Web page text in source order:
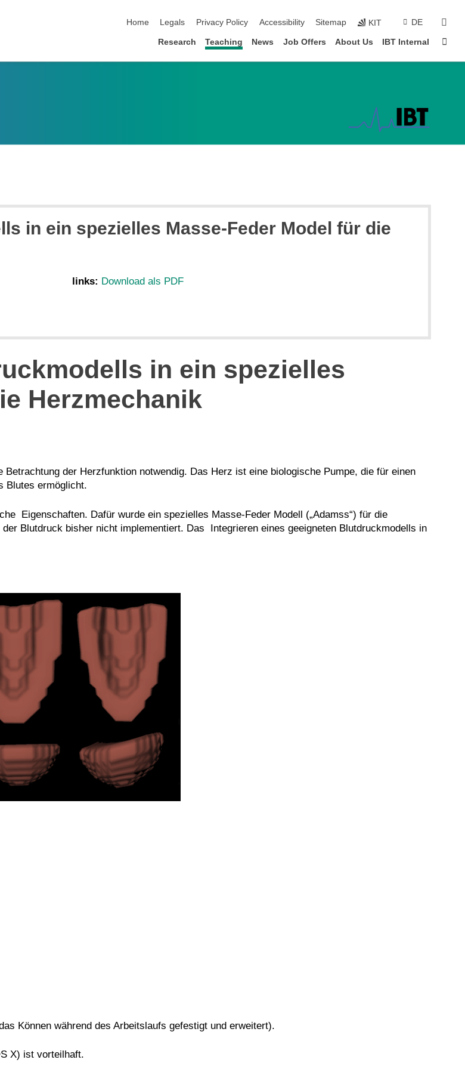
Home
Legals Privacy Policy Accessibility Sitemap KIT DE
Research Teaching News Job Offers About Us IBT Internal
in ein spezielles Masse-Feder Model für die
links: Download als PDF
in ein spezielles
Herzmechanik
der Herzfunktion notwendig. Das Herz ist eine biologische Pumpe, die für einen
Blutes ermöglicht.
Eigenschaften. Dafür wurde ein spezielles Masse-Feder Modell („Adamss“) für die
Blutdruck bisher nicht implementiert. Das Integrieren eines geeigneten Blutdruckmodells in
Können während des Arbeitslaufs gefestigt und erweitert).
X) ist vorteilhaft.